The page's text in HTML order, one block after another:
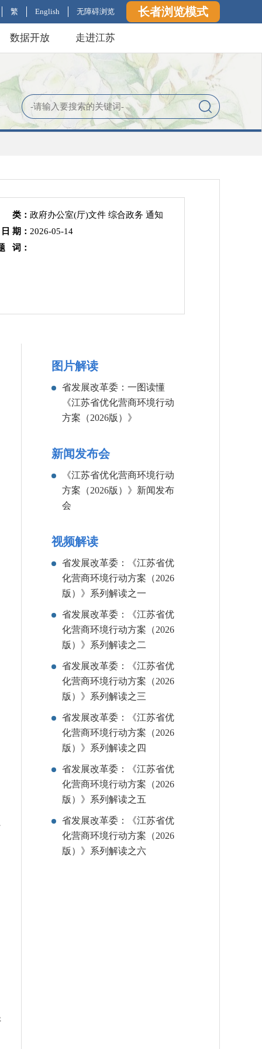
繁 English 无障碍浏览 长者浏览模式
数据开放 走进江苏
： 政府办公室(厅)文件 综合政务 通知
期： 2026-05-14
词：
图片解读
省发展改革委：一图读懂
《江苏省优化营商环境行动
方案（2026版）》
新闻发布会
《江苏省优化营商环境行动
方案（2026版）》新闻发布
会
视频解读
省发展改革委：《江苏省优
化营商环境行动方案（2026
版）》系列解读之一
省发展改革委：《江苏省优
化营商环境行动方案（2026
版）》系列解读之二
省发展改革委：《江苏省优
化营商环境行动方案（2026
版）》系列解读之三
省发展改革委：《江苏省优
化营商环境行动方案（2026
版）》系列解读之四
省发展改革委：《江苏省优
化营商环境行动方案（2026
版）》系列解读之五
省发展改革委：《江苏省优
化营商环境行动方案（2026
版）》系列解读之六